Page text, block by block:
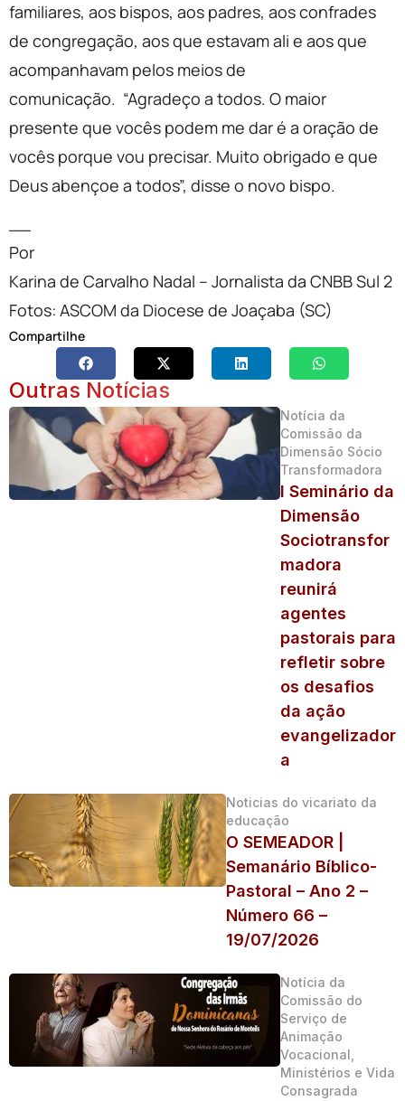
familiares, aos bispos, aos padres, aos confrades
de congregação, aos que estavam ali e aos que
acompanhavam pelos meios de
comunicação. “Agradeço a todos. O maior
presente que vocês podem me dar é a oração de
vocês porque vou precisar. Muito obrigado e que
Deus abençoe a todos”, disse o novo bispo.
Por
Karina de Carvalho Nadal – Jornalista da CNBB Sul 2
Fotos: ASCOM da Diocese de Joaçaba (SC)
Compartilhe
Outras Notícias
Notícia da
Comissão da
Dimensão Sócio
Transformadora
I Seminário da
Dimensão
Sociotransfor
madora
reunirá
agentes
pastorais para
refletir sobre
os desafios
da ação
evangelizador
a
Noticias do vicariato da
educação
O SEMEADOR |
Semanário Bíblico-
Pastoral – Ano 2 –
Número 66 –
19/07/2026
Notícia da
Comissão do
Serviço de
Animação
Vocacional,
Ministérios e Vida
Consagrada